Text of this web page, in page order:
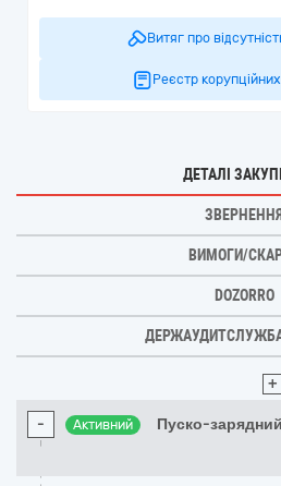
Витяг про
Реєстр
ДЕТАЛІ
ЗВЕРНЕННЯ
ВИМОГИ/
DOZORRO
ДЕРЖАУДИТСЛУЖБА
+
- Активний Пуско-